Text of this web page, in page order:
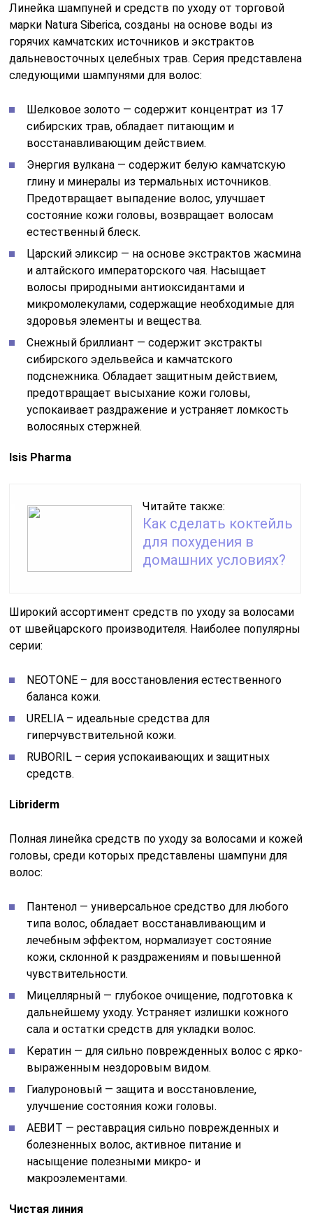
Линейка шампуней и средств по уходу от торговой
марки Natura Siberica, созданы на основе воды из
горячих камчатских источников и экстрактов
дальневосточных целебных трав. Серия представлена
следующими шампунями для волос:
Шелковое золото — содержит концентрат из 17
сибирских трав, обладает питающим и
восстанавливающим действием.
Энергия вулкана — содержит белую камчатскую
глину и минералы из термальных источников.
Предотвращает выпадение волос, улучшает
состояние кожи головы, возвращает волосам
естественный блеск.
Царский эликсир — на основе экстрактов жасмина
и алтайского императорского чая. Насыщает
волосы природными антиоксидантами и
микромолекулами, содержащие необходимые для
здоровья элементы и вещества.
Снежный бриллиант — содержит экстракты
сибирского эдельвейса и камчатского
подснежника. Обладает защитным действием,
предотвращает высыхание кожи головы,
успокаивает раздражение и устраняет ломкость
волосяных стержней.
Isis Pharma
Читайте также:
Как сделать коктейль
для похудения в
домашних условиях?
Широкий ассортимент средств по уходу за волосами
от швейцарского производителя. Наиболее популярны
серии:
NEOTONE – для восстановления естественного
баланса кожи.
URELIA – идеальные средства для
гиперчувствительной кожи.
RUBORIL – серия успокаивающих и защитных
средств.
Libriderm
Полная линейка средств по уходу за волосами и кожей
головы, среди которых представлены шампуни для
волос:
Пантенол — универсальное средство для любого
типа волос, обладает восстанавливающим и
лечебным эффектом, нормализует состояние
кожи, склонной к раздражениям и повышенной
чувствительности.
Мицеллярный — глубокое очищение, подготовка к
дальнейшему уходу. Устраняет излишки кожного
сала и остатки средств для укладки волос.
Кератин — для сильно поврежденных волос с ярко-
выраженным нездоровым видом.
Гиалуроновый — защита и восстановление,
улучшение состояния кожи головы.
АЕВИТ — реставрация сильно поврежденных и
болезненных волос, активное питание и
насыщение полезными микро- и
макроэлементами.
Чистая линия